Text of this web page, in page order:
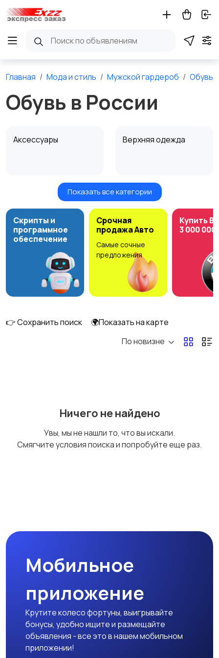
Главная Мода и стиль Мужской гардероб Обувь
Обувь в России
Аксессуары Верхняя одежда
Головные уборы Домашняя одежда
Комбинезоны Нижнее белье
Спортивная одежда
Другое
Показать все категории
Скрипты и
программное
обеспечение
Срочная
продажа Авто
Самые сочные
предложения
Купить
3 000 000
👉 Сохранить поиск
🌍Показать на карте
По новизне
Ничего не найдено
Увы, мы не нашли то, что вы искали.
Смягчите условия поиска и попробуйте еще раз.
Мобильное
приложение
Крутите колесо фортуны, выигрывайте
бонусы, удобно ищите и размещайте
объявления - все это в нашем мобильном
приложении!